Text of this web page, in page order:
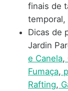
finais de
temporal,
Dicas de
Jardin
e Canela,
Fumaça,
Rafting,